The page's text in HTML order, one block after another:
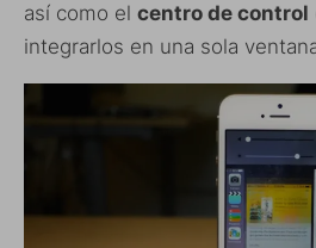
así como el centro de control
integrarlos en una sola